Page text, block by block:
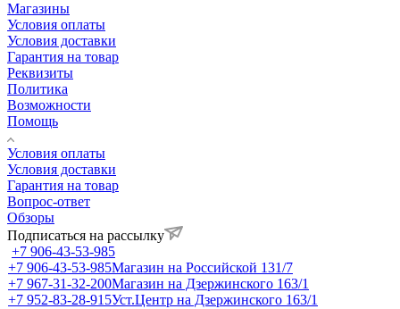
Магазины
Условия оплаты
Условия доставки
Гарантия на товар
Реквизиты
Политика
Возможности
Помощь
Условия оплаты
Условия доставки
Гарантия на товар
Вопрос-ответ
Обзоры
Подписаться на рассылку
+7 906-43-53-985
+7 906-43-53-985Магазин на Российской 131/7
+7 967-31-32-200Магазин на Дзержинского 163/1
+7 952-83-28-915Уст.Центр на Дзержинского 163/1